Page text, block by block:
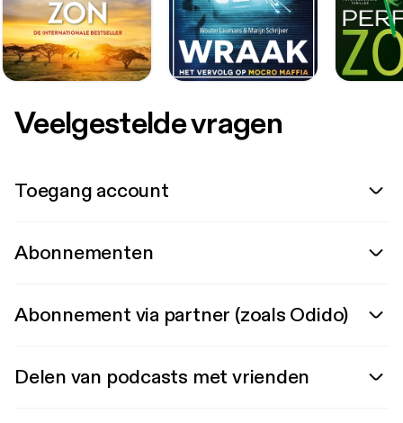
Veelgestelde vragen
Toegang account
Abonnementen
Abonnement via partner (zoals Odido)
Delen van podcasts met vrienden